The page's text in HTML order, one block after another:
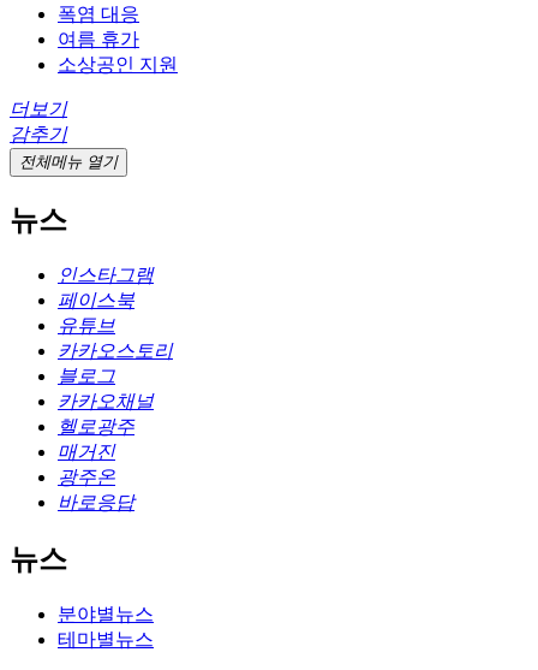
폭염 대응
여름 휴가
소상공인 지원
더보기
감추기
전체메뉴 열기
뉴스
인스타그램
페이스북
유튜브
카카오스토리
블로그
카카오채널
헬로광주
매거진
광주온
바로응답
뉴스
분야별뉴스
테마별뉴스